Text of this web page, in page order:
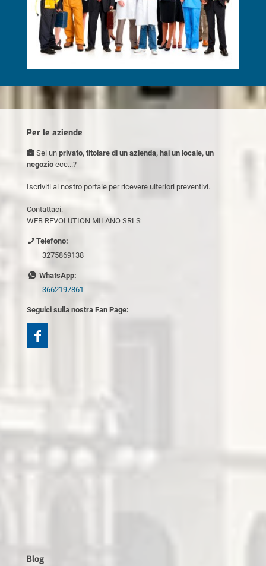
Per le aziende
Sei un privato, titolare di un azienda, hai un locale, un
negozio ecc...?
Iscriviti al nostro portale per ricevere ulteriori preventivi.
Contattaci:
WEB REVOLUTION MILANO SRLS
Telefono:
3275869138
WhatsApp:
3662197861
Seguici sulla nostra Fan Page:
Blog